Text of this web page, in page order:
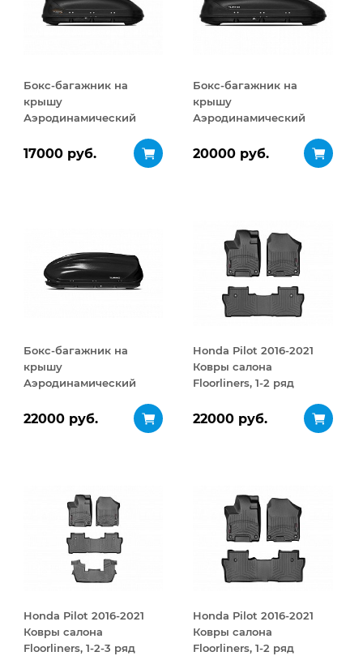
Бокс-багажник на
крышу
Аэродинамический
17000 руб.
Бокс-багажник на
крышу
Аэродинамический
20000 руб.
Бокс-багажник на
крышу
Аэродинамический
ДВУСТОРОННЕЕ
22000 руб.
Honda Pilot 2016-2021
Ковры салона
Floorliners, 1-2 ряд
22000 руб.
Honda Pilot 2016-2021
Ковры салона
Floorliners, 1-2-3 ряд
Honda Pilot 2016-2021
Ковры салона
Floorliners, 1-2 ряд